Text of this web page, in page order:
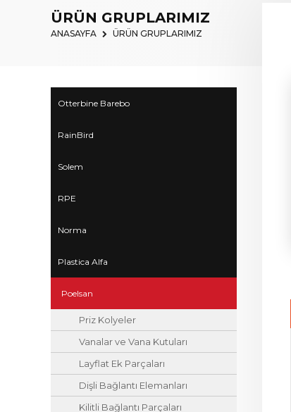
ÜRÜN GRUPLARIMIZ
ANASAYFA ÜRÜN GRUPLARIMIZ
Otterbine Barebo
RainBird
Solem
RPE
Norma
Plastica Alfa
Poelsan
Priz Kolyeler
Vanalar ve Vana Kutuları
Layflat Ek Parçaları
Dişli Bağlantı Elemanları
Kilitli Bağlantı Parçaları